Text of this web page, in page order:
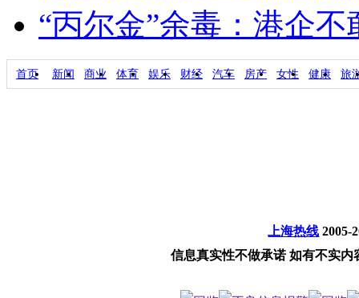
“丙尔金”余毒：港企
首页 新闻 商业 体育 娱乐 财经 汽车 房产 女性 健康 旅
上海热线 2005-
信息真实性不做承诺 如有不实内